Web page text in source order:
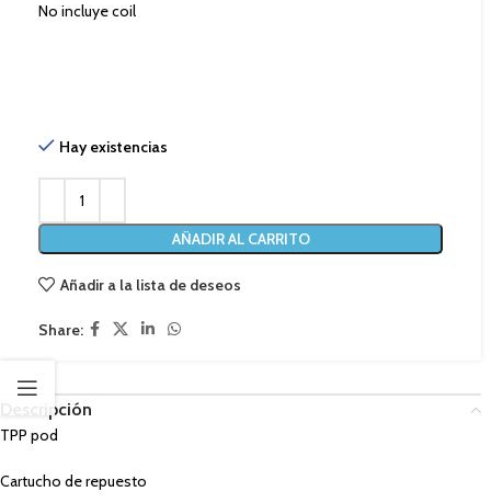
No incluye coil
Hay existencias
AÑADIR AL CARRITO
Añadir a la lista de deseos
Share:
Descripción
TPP pod
Cartucho de repuesto